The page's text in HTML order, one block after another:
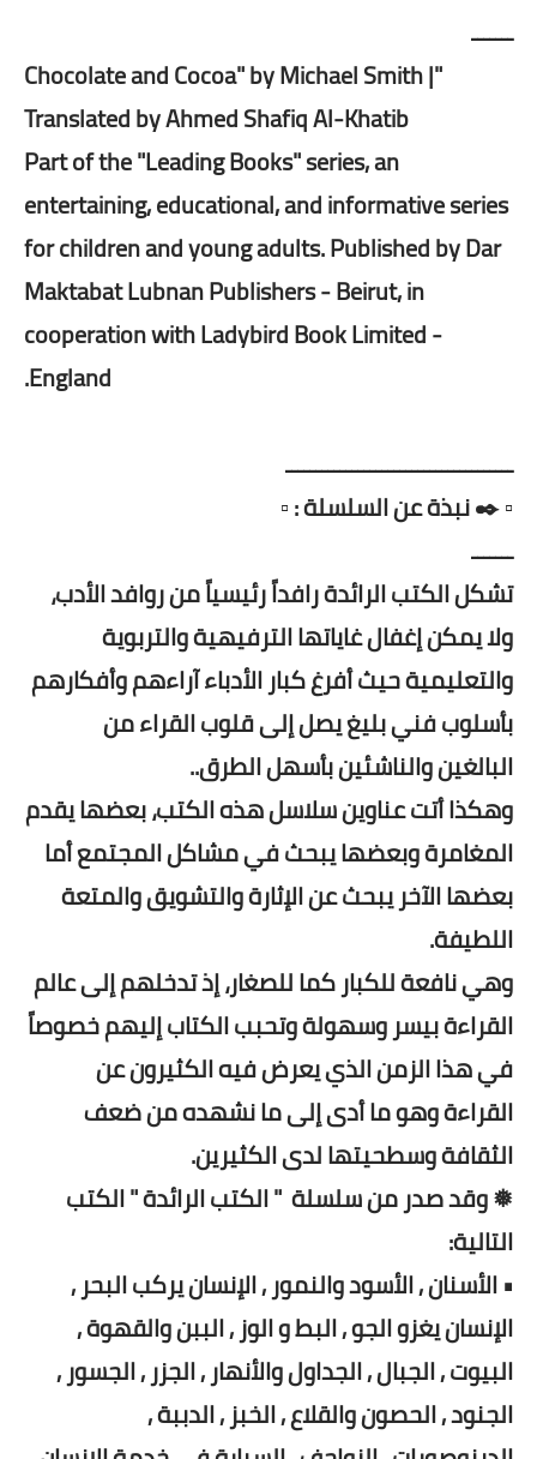
ـــــــ
"Chocolate and Cocoa" by Michael Smith |
Translated by Ahmed Shafiq Al-Khatib
Part of the "Leading Books" series, an
entertaining, educational, and informative series
for children and young adults. Published by Dar
Maktabat Lubnan Publishers - Beirut, in
cooperation with Ladybird Book Limited -
England.
ــــــــــــــــــــــــــــــــــــــ
▫️ ✒️ نبذة عن السلسلة : ▫️
ـــــــ
تشكل الكتب الرائدة رافداً رئيسياً من روافد الأدب،
ولا يمكن إغفال غاياتها الترفيهية والتربوية
والتعليمية حيث أفرغ كبار الأدباء آراءهم وأفكارهم
بأسلوب فني بليغ يصل إلى قلوب القراء من
البالغين والناشئين بأسهل الطرق..
وهكذا أتت عناوين سلاسل هذه الكتب، بعضها يقدم
المغامرة وبعضها يبحث في مشاكل المجتمع أما
بعضها الآخر يبحث عن الإثارة والتشويق والمتعة
اللطيفة.
وهي نافعة للكبار كما للصغار، إذ تدخلهم إلى عالم
القراءة بيسر وسهولة وتحبب الكتاب إليهم خصوصاً
في هذا الزمن الذي يعرض فيه الكثيرون عن
القراءة وهو ما أدى إلى ما نشهده من ضعف
الثقافة وسطحيتها لدى الكثيرين.
❅ وقد صدر من سلسلة " الكتب الرائدة " الكتب
التالية:
• الأسنان , الأسود والنمور , الإنسان يركب البحر ,
الإنسان يغزو الجو , البط و الوز , الببن والقهوة ,
البيوت , الجبال , الجداول والأنهار , الجزر , الجسور ,
الجنود , الحصون والقلاع , الخبز , الدببة ,